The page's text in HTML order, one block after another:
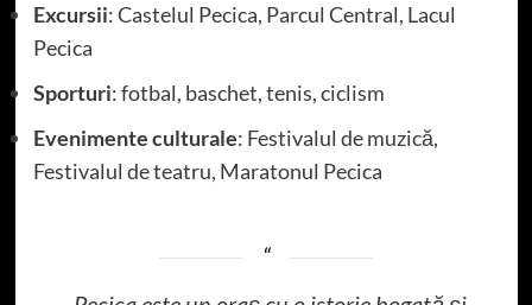
Excursii: Castelul Pecica, Parcul Central, Lacul
Pecica
Sporturi: fotbal, baschet, tenis, ciclism
Evenimente culturale: Festivalul de muzică,
Festivalul de teatru, Maratonul Pecica